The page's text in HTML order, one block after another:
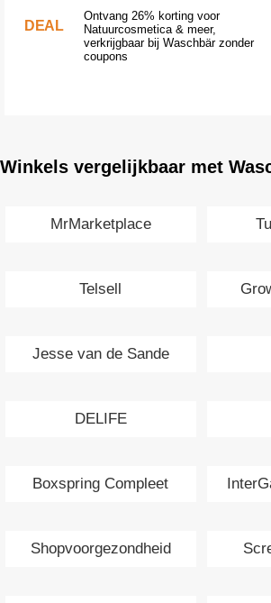
DEAL
Ontvang 26% korting voor
Natuurcosmetica & meer,
verkrijgbaar bij Waschbär zonder
coupons
Winkels vergelijkbaar met
MrMarketplace
Telsell
Jesse van de Sande
DELIFE
Boxspring Compleet
Shopvoorgezondheid